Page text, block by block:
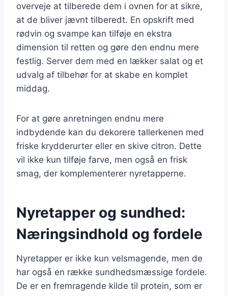
overveje at tilberede dem i ovnen for at sikre,
at de bliver jævnt tilberedt. En opskrift med
rødvin og svampe kan tilføje en ekstra
dimension til retten og gøre den endnu mere
festlig. Server dem med en lækker salat og et
udvalg af tilbehør for at skabe en komplet
middag.
For at gøre anretningen endnu mere
indbydende kan du dekorere tallerkenen med
friske krydderurter eller en skive citron. Dette
vil ikke kun tilføje farve, men også en frisk
smag, der komplementerer nyretapperne.
Nyretapper og sundhed:
Næringsindhold og fordele
Nyretapper er ikke kun velsmagende, men de
har også en række sundhedsmæssige fordele.
De er en fremragende kilde til protein, som er